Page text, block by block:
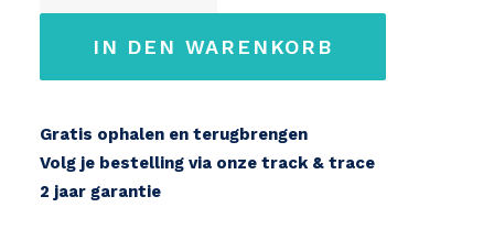
IN DEN WARENKORB
Gratis ophalen en terugbrengen
Volg je bestelling via onze track & trace
2 jaar garantie